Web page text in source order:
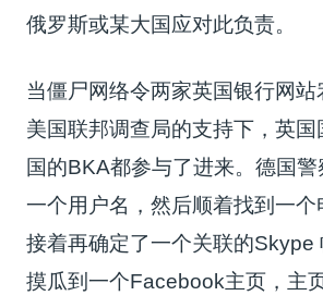
俄罗斯或某大国应对此负责。
当僵尸网络令两家英国银行网
美国联邦调查局的支持下，英
国的BKA都参与了进来。德国警
一个用户名，然后顺着找到一个
接着再确定了一个关联的Skype
摸瓜到一个Facebook主页，主